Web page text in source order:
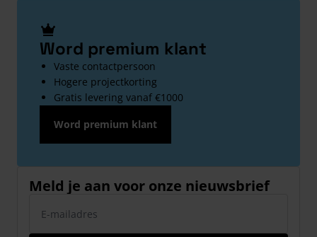
Word premium klant
Vaste contactpersoon
Hogere projectkorting
Gratis levering vanaf €1000
Word premium klant
Meld je aan voor onze nieuwsbrief